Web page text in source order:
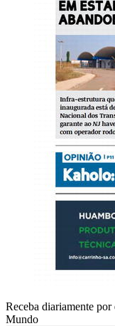
Receba diariamente
Mundo